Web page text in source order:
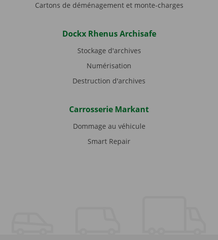
Cartons de déménagement et monte-charges
Dockx Rhenus Archisafe
Stockage d'archives
Numérisation
Destruction d'archives
Carrosserie Markant
Dommage au véhicule
Smart Repair